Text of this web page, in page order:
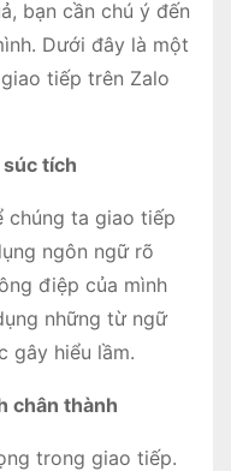
bạn cần chú ý đến
Dưới đây là một
tiếp trên Zalo
tích
chúng ta giao tiếp
ngôn ngữ rõ
điệp của mình
những từ ngữ
gây hiểu lầm.
chân thành
trong giao tiếp.